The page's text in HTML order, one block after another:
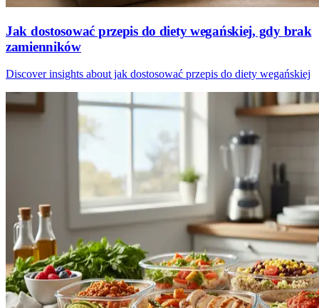
Jak dostosować przepis do diety wegańskiej, gdy brak
zamienników
Discover insights about jak dostosować przepis do diety wegańskiej